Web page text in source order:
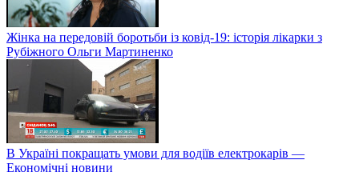
Жінка на передовій боротьби із ковід-19: історія лікарки з
Рубіжного Ольги Мартиненко
В Україні покращать умови для водіїв електрокарів —
Економічні новини